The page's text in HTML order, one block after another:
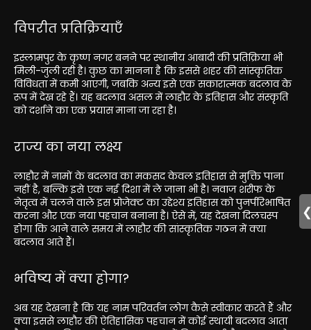
विपरीत प्रतिक्रियाएँ
इस्लामपुर के कृष्ण नगर बनने पर स्थानीय आबादी की प्रतिक्रिया भी
मिली-जुली रही है। कुछ का मानना है कि इससे शहर की सांस्कृतिक
विविधता में कमी आएगी, जबकि अन्य इसे एक सकारात्मक बदलाव के
रूप में देख रहे हैं। यह बदलाव असल में लाहौर के इतिहास और संस्कृति
को दर्शाने का एक प्रयास माना जा रहा है।
राज्य का नया लक्ष्य
लाहौर में नामों के बदलाव का मकसद केवल इतिहास से मुक्ति पाना
नहीं है, बल्कि इसे एक नई दिशा में ले जाना भी है। नवाज शरीफ के
नेतृत्व में चलने वाले इस प्रोजेक्ट का उद्देश्य इतिहास को पुनर्परिभाषित
करना और एक नया पहचान बनाना है। ऐसे में, यह देखना दिलचस्प
होगा कि आने वाले समय में लाहौर की सांस्कृतिक गठन में क्या
बदलाव आते हैं।
भविष्य में क्या होगा?
अब यह देखना है कि यह नाम परिवर्तन लोग कैसे स्वीकार करते हैं और
क्या इससे लाहौर की ऐतिहासिक पहचान में कोई स्थायी बदलाव आता